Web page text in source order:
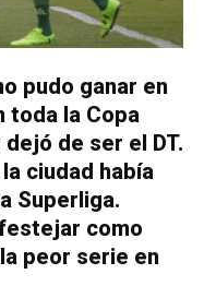
pudo ganar en
toda la Copa
de ser el DT.
ciudad había
Superliga.
como
peor serie en